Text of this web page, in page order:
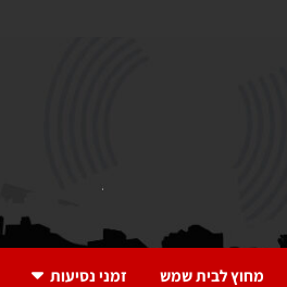
מחוץ לבית שמש זמני נסיעות